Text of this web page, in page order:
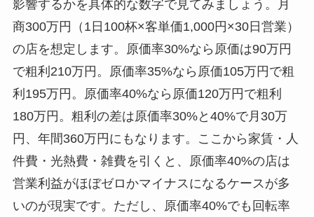
影響するかを具体的な数字で見てみましょう。月
商300万円（1日100杯×客単価1,000円×30日営業）
の店を想定します。原価率30%なら原価は90万円
で粗利210万円。原価率35%なら原価105万円で粗
利195万円。原価率40%なら原価120万円で粗利
180万円。粗利の差は原価率30%と40%で月30万
円、年間360万円にもなります。ここから家賃・人
件費・光熱費・雑費を引くと、原価率40%の店は
営業利益がほぼゼロかマイナスになるケースが多
いのが現実です。ただし、原価率40%でも回転率